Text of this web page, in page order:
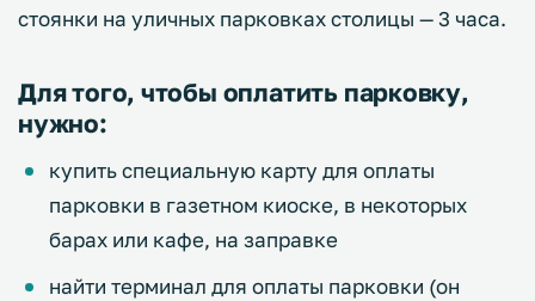
стоянки на уличных парковках столицы — 3 часа.
Для того, чтобы оплатить парковку,
нужно:
купить специальную карту для оплаты
парковки в газетном киоске, в некоторых
барах или кафе, на заправке
найти терминал для оплаты парковки (он